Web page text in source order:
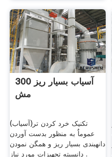
آسیاب بسیار ریز 300
مش
تکنیک خرد کردن تر(آسیاب)
عموماٌ به منظور بدست آوردن
دانهبندی بسیار ریز و همگن نمودن
. دانسيته تجهيزات مورد نياز